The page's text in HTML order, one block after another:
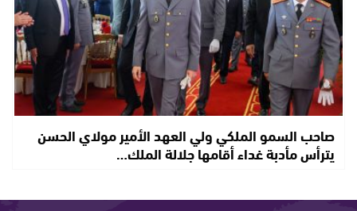
صاحب السمو الملكي ولي العهد الأمير مولاي الحسن
يترأس مأدبة غداء أقامها جلالة الملك…